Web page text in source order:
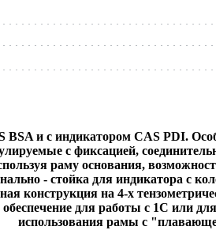
BSA и с индикатором CAS PDI.
с фиксацией,
раму основания,
- стойка для индикатора с
конструкция на 4-х
для работы с 1С или
использования рамы с